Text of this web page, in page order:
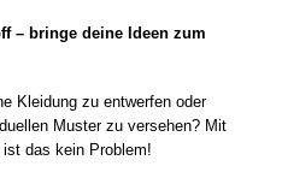
– bringe deine Ideen zum
Kleidung zu entwerfen oder
Muster zu versehen? Mit
das kein Problem!